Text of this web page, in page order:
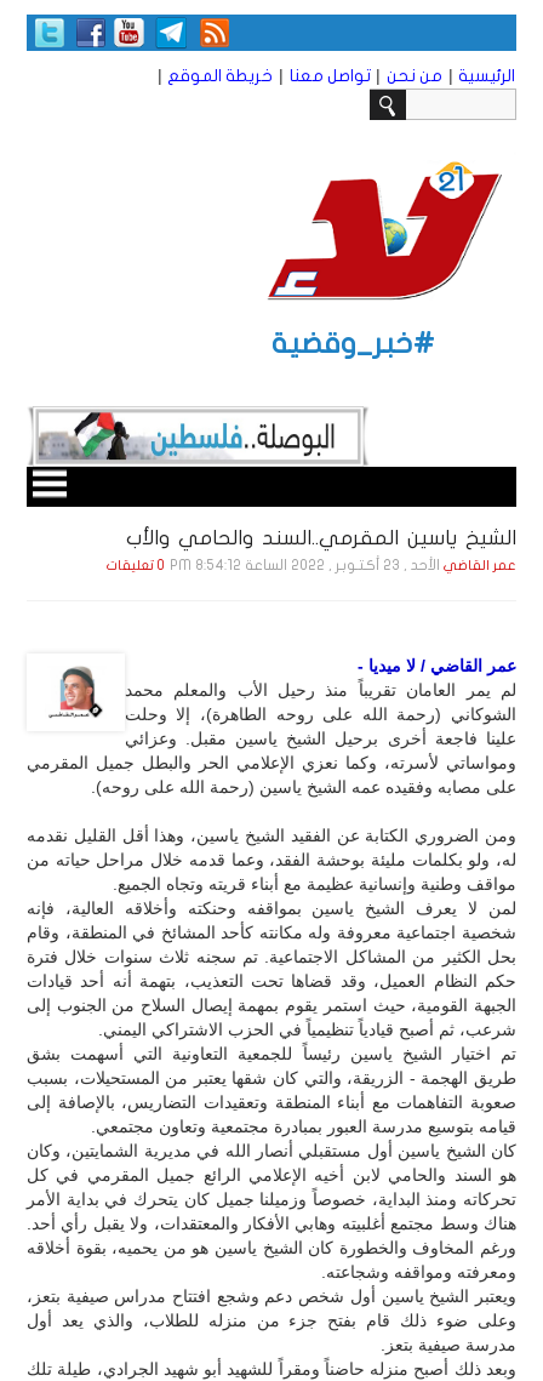
الرئيسية | من نحن | تواصل معنا | خريطة الموقع |
#خبر_وقضية
الشيخ ياسين المقرمي..السند والحامي والأب
عمر القاضي الأحد , 23 أكـتـوبـر , 2022 الساعة 8:54:12 PM 0 تعليقات
عمر القاضي / لا ميديا -
لم يمر العامان تقريباً منذ رحيل الأب والمعلم محمد
الشوكاني (رحمة الله على روحه الطاهرة)، إلا وحلت
علينا فاجعة أخرى برحيل الشيخ ياسين مقبل. وعزائي
ومواساتي لأسرته، وكما نعزي الإعلامي الحر والبطل جميل المقرمي
على مصابه وفقيده عمه الشيخ ياسين (رحمة الله على روحه).
ومن الضروري الكتابة عن الفقيد الشيخ ياسين، وهذا أقل القليل نقدمه
له، ولو بكلمات مليئة بوحشة الفقد، وعما قدمه خلال مراحل حياته من
مواقف وطنية وإنسانية عظيمة مع أبناء قريته وتجاه الجميع.
لمن لا يعرف الشيخ ياسين بمواقفه وحنكته وأخلاقه العالية، فإنه
شخصية اجتماعية معروفة وله مكانته كأحد المشائخ في المنطقة، وقام
بحل الكثير من المشاكل الاجتماعية. تم سجنه ثلاث سنوات خلال فترة
حكم النظام العميل، وقد قضاها تحت التعذيب، بتهمة أنه أحد قيادات
الجبهة القومية، حيث استمر يقوم بمهمة إيصال السلاح من الجنوب إلى
شرعب، ثم أصبح قيادياً تنظيمياً في الحزب الاشتراكي اليمني.
تم اختيار الشيخ ياسين رئيساً للجمعية التعاونية التي أسهمت بشق
طريق الهجمة - الزريقة، والتي كان شقها يعتبر من المستحيلات، بسبب
صعوبة التفاهمات مع أبناء المنطقة وتعقيدات التضاريس، بالإصافة إلى
قيامه بتوسيع مدرسة العبور بمبادرة مجتمعية وتعاون مجتمعي.
كان الشيخ ياسين أول مستقبلي أنصار الله في مديرية الشمايتين، وكان
هو السند والحامي لابن أخيه الإعلامي الرائع جميل المقرمي في كل
تحركاته ومنذ البداية، خصوصاً وزميلنا جميل كان يتحرك في بداية الأمر
هناك وسط مجتمع أغلبيته وهابي الأفكار والمعتقدات، ولا يقبل رأي أحد.
ورغم المخاوف والخطورة كان الشيخ ياسين هو من يحميه، بقوة أخلاقه
ومعرفته ومواقفه وشجاعته.
ويعتبر الشيخ ياسين أول شخص دعم وشجع افتتاح مدراس صيفية بتعز،
وعلى ضوء ذلك قام بفتح جزء من منزله للطلاب، والذي يعد أول
مدرسة صيفية بتعز.
وبعد ذلك أصبح منزله حاضناً ومقراً للشهيد أبو شهيد الجرادي، طيلة تلك